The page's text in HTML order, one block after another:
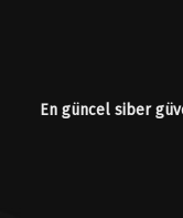
En güncel siber